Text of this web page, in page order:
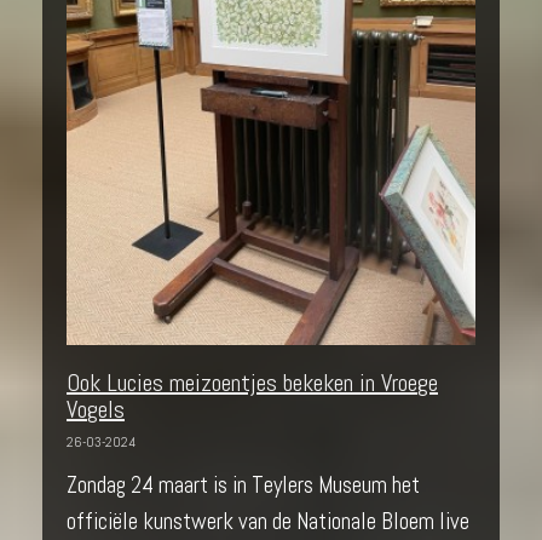
Ook Lucies meizoentjes bekeken in Vroege
Vogels
26-03-2024
Zondag 24 maart is in Teylers Museum het
officiële kunstwerk van de Nationale Bloem live